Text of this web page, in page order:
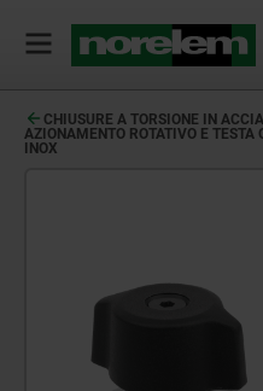
CHIUSURE A TORSIONE IN
AZIONAMENTO ROTATIVO E
INOX